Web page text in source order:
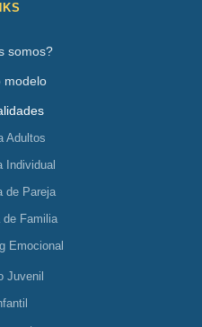
somos?
modelo
Adultos
Individual
de Pareja
de Familia
Emocional
Juvenil